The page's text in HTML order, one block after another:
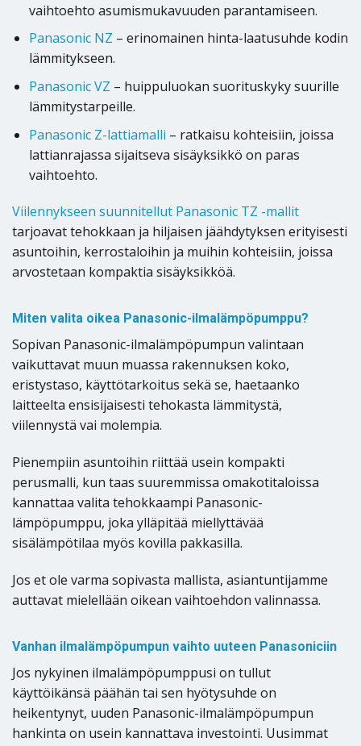
vaihtoehto asumismukavuuden parantamiseen.
Panasonic NZ – erinomainen hinta-laatusuhde kodin
lämmitykseen.
Panasonic VZ – huippuluokan suorituskyky suurille
lämmitystarpeille.
Panasonic Z-lattiamalli – ratkaisu kohteisiin, joissa
lattianrajassa sijaitseva sisäyksikkö on paras
vaihtoehto.
Viilennykseen suunnitellut Panasonic TZ -mallit
tarjoavat tehokkaan ja hiljaisen jäähdytyksen erityisesti
asuntoihin, kerrostaloihin ja muihin kohteisiin, joissa
arvostetaan kompaktia sisäyksikköä.
Miten valita oikea Panasonic-ilmalämpöpumppu?
Sopivan Panasonic-ilmalämpöpumpun valintaan
vaikuttavat muun muassa rakennuksen koko,
eristystaso, käyttötarkoitus sekä se, haetaanko
laitteelta ensisijaisesti tehokasta lämmitystä,
viilennystä vai molempia.
Pienempiin asuntoihin riittää usein kompakti
perusmalli, kun taas suuremmissa omakotitaloissa
kannattaa valita tehokkaampi Panasonic-
lämpöpumppu, joka ylläpitää miellyttävää
sisälämpötilaa myös kovilla pakkasilla.
Jos et ole varma sopivasta mallista, asiantuntijamme
auttavat mielellään oikean vaihtoehdon valinnassa.
Vanhan ilmalämpöpumpun vaihto uuteen Panasoniciin
Jos nykyinen ilmalämpöpumppusi on tullut
käyttöikänsä päähän tai sen hyötysuhde on
heikentynyt, uuden Panasonic-ilmalämpöpumpun
hankinta on usein kannattava investointi. Uusimmat